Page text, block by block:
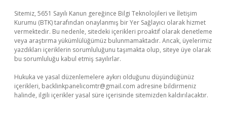
Sitemiz, 5651 Sayılı Kanun gereğince Bilgi Teknolojileri ve İletişim
Kurumu (BTK) tarafından onaylanmış bir Yer Sağlayıcı olarak hizmet
vermektedir. Bu nedenle, sitedeki içerikleri proaktif olarak denetleme
veya araştırma yükümlülüğümüz bulunmamaktadır. Ancak, üyelerimiz
yazdıkları içeriklerin sorumluluğunu taşımakta olup, siteye üye olarak
bu sorumluluğu kabul etmiş sayılırlar.
Hukuka ve yasal düzenlemelere aykırı olduğunu düşündüğünüz
içerikleri, backlinkpanelicomtr@gmail.com adresine bildirmeniz
halinde, ilgili içerikler yasal süre içerisinde sitemizden kaldırılacaktır.